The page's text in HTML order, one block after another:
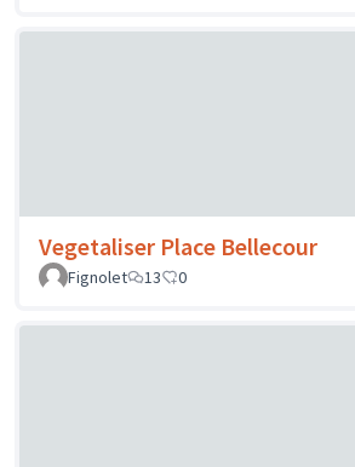
Vegetaliser Place Bellecour
Fignolet
13 0